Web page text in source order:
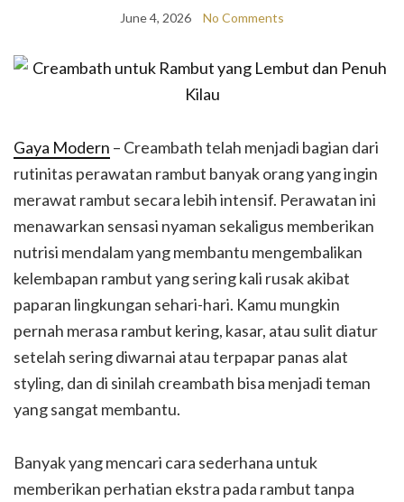
June 4, 2026 No Comments
Gaya Modern – Creambath telah menjadi bagian dari
rutinitas perawatan rambut banyak orang yang ingin
merawat rambut secara lebih intensif. Perawatan ini
menawarkan sensasi nyaman sekaligus memberikan
nutrisi mendalam yang membantu mengembalikan
kelembapan rambut yang sering kali rusak akibat
paparan lingkungan sehari-hari. Kamu mungkin
pernah merasa rambut kering, kasar, atau sulit diatur
setelah sering diwarnai atau terpapar panas alat
styling, dan di sinilah creambath bisa menjadi teman
yang sangat membantu.
Banyak yang mencari cara sederhana untuk
memberikan perhatian ekstra pada rambut tanpa